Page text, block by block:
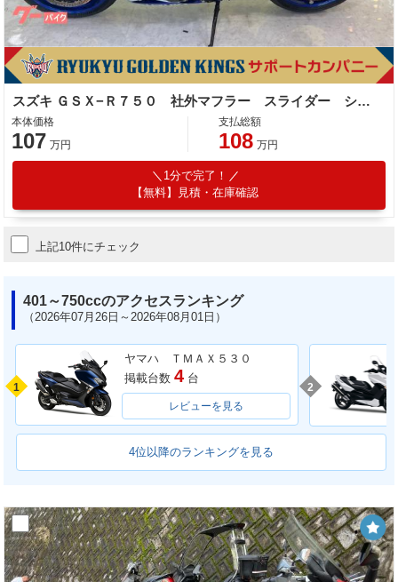
スズキ ＧＳＸ−Ｒ７５０ 社外マフラー スライダー シングルシートカウル ＵＳＢポート
本体価格
107 万円
支払総額
108 万円
1分で完了！
【無料】見積・在庫確認
上記10件にチェック
401～750ccのアクセスランキング
（2026年07月26日～2026年08月01日）
1
ヤマハ ＴＭＡＸ５３０
掲載台数 4 台
レビューを見る
2
4位以降のランキングを見る